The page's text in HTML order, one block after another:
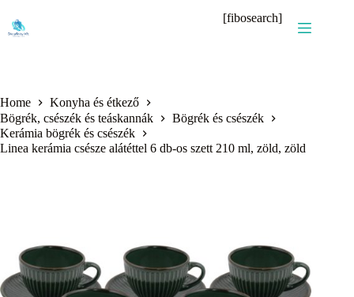
content
[fibosearch]
Home
Konyha és étkező
Bögrék, csészék és teáskannák
Bögrék és csészék
Kerámia bögrék és csészék
Linea kerámia csésze alátéttel 6 db-os szett 210 ml, zöld, zöld